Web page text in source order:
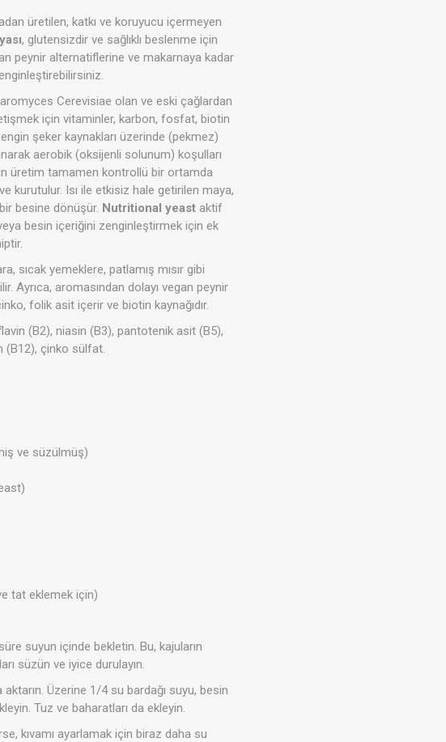
Bakliyat- Tahıl- Un- Tohum
Zeytinler
üretilen, katkı ve koruyucu içermeyen
, glutensizdir ve sağlıklı beslenme için
peynir alternatiflerine ve makarnaya kadar
Cerevisiae olan ve eski çağlardan
için vitaminler, karbon, fosfat, biotin
şeker kaynakları üzerinde (pekmez)
aerobik (oksijenli solunum) koşulları
üretim tamamen kontrollü bir ortamda
kurutulur. Isı ile etkisiz hale getirilen maya,
besine dönüşür. Nutritional yeast aktif
besin içeriğini zenginleştirmek için ek
sıcak yemeklere, patlamış mısır gibi
Ayrıca, aromasından dolayı vegan peynir
folik asit içerir ve biotin kaynağıdır.
(B2), niasin (B3), pantotenik asit (B5),
(B12), çinko sülfat.
ve süzülmüş)
tat eklemek için)
suyun içinde bekletin. Bu, kajuların
süzün ve iyice durulayın.
Üzerine 1/4 su bardağı suyu, besin
Tuz ve baharatları da ekleyin.
kıvamı ayarlamak için biraz daha su